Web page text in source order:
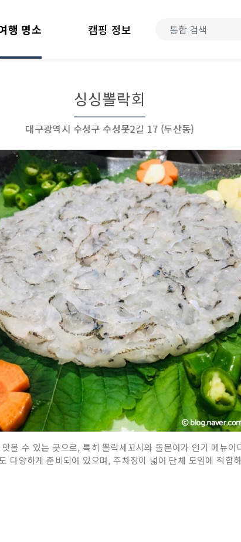
행 명소 캠핑 정보
싱싱뽈락회
대구광역시 수성구 수성못2길 17 (두산동)
볼 수 있는 곳으로, 특히 뽈락세꼬시와 돌문어가 인기 메뉴
다양하게 준비되어 있으며, 주차장이 넓어 단체 모임에 적합